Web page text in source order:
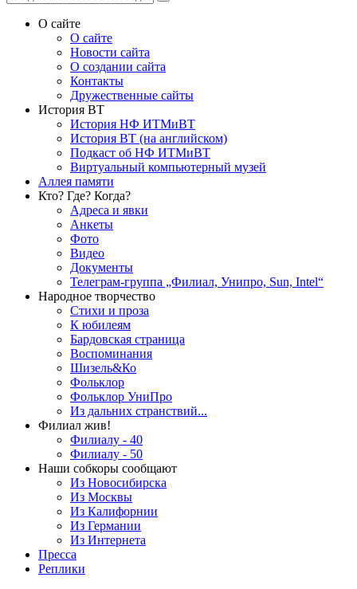
О сайте
О сайте
Новости сайта
О создании сайта
Контакты
Дружественные сайты
История ВТ
История НФ ИТМиВТ
История ВТ (на английском)
Подкаст об НФ ИТМиВТ
Виртуальный компьютерный музей
Аллея памяти
Кто? Где? Когда?
Адреса и явки
Анкеты
Фото
Видео
Документы
Телеграм-группа „Филиал, Унипро, Sun, Intel“
Народное творчество
Стихи и проза
К юбилеям
Бардовская страница
Воспоминания
Шизель&Ко
Фольклор
Фольклор УниПро
Из дальних странствий...
Филиал жив!
Филиалу - 40
Филиалу - 50
Наши собкоры сообщают
Из Новосибирска
Из Москвы
Из Калифорнии
Из Германии
Из Интернета
Пресса
Реплики